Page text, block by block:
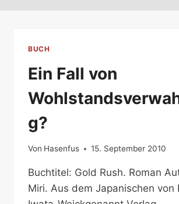
BUCH
Ein Fall von
g?
Von Hasenfus 15. September 2010
Buchtitel: Gold Rush. Roman
Miri. Aus dem Japanischen von